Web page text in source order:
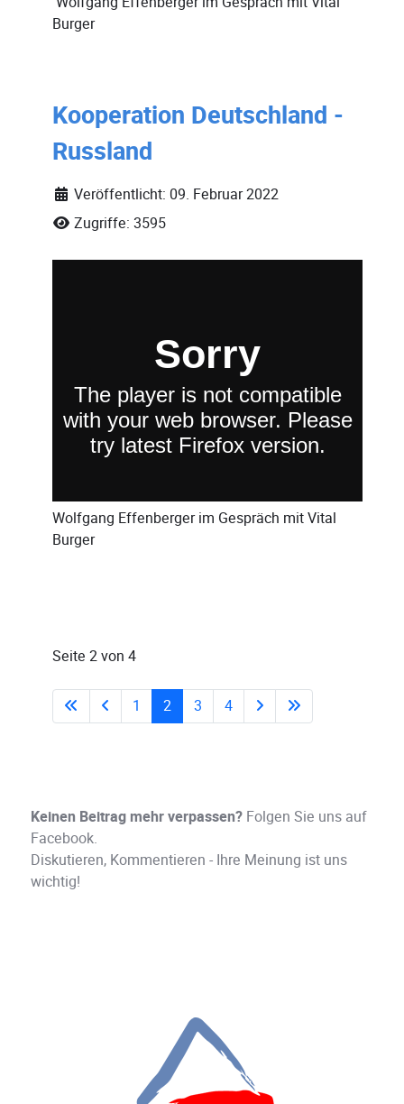
Burger
Kooperation Deutschland -
Russland
Veröffentlicht: 09. Februar 2022
Zugriffe: 3595
Wolfgang Effenbergerim Gespräch mitVital
Burger
Seite 2 von 4
1 2 3 4
Keinen Beitrag mehr verpassen? Folgen Sie uns auf
Facebook.
Diskutieren, Kommentieren - Ihre Meinung ist uns
wichtig!